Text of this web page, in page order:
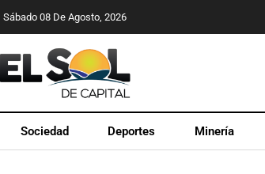
Sábado 08 De Agosto, 2026
Sociedad Deportes Minería